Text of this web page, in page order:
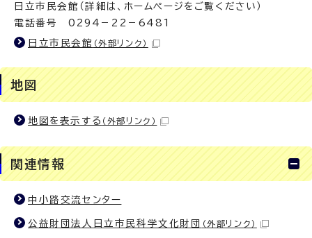
日立市民会館（詳細は、ホームページをご覧ください）
電話番号 0294－22－6481
日立市民会館 （外部リンク）
地図
地図を表示する （外部リンク）
関連情報
中小路交流センター
公益財団法人日立市民科学文化財団 （外部リンク）